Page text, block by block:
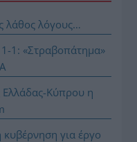
λάθος λόγους…
1: «Στραβοπάτημα»
Ελλάδας-Κύπρου η
για έργο